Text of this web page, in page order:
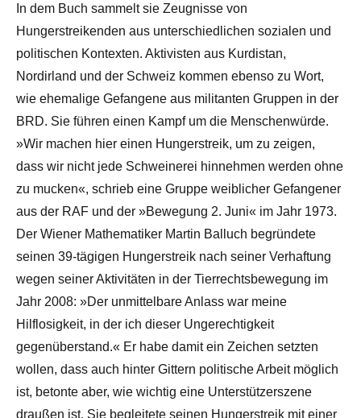
In dem Buch sammelt sie Zeugnisse von
Hungerstreikenden aus unterschiedlichen sozialen und
politischen Kontexten. Aktivisten aus Kurdistan,
Nordirland und der Schweiz kommen ebenso zu Wort,
wie ehemalige Gefangene aus militanten Gruppen in der
BRD. Sie führen einen Kampf um die Menschenwürde.
»Wir machen hier einen Hungerstreik, um zu zeigen,
dass wir nicht jede Schweinerei hinnehmen werden ohne
zu mucken«, schrieb eine Gruppe weiblicher Gefangener
aus der RAF und der »Bewegung 2. Juni« im Jahr 1973.
Der Wiener Mathematiker Martin Balluch begründete
seinen 39-tägigen Hungerstreik nach seiner Verhaftung
wegen seiner Aktivitäten in der Tierrechtsbewegung im
Jahr 2008: »Der unmittelbare Anlass war meine
Hilflosigkeit, in der ich dieser Ungerechtigkeit
gegenüberstand.« Er habe damit ein Zeichen setzten
wollen, dass auch hinter Gittern politische Arbeit möglich
ist, betonte aber, wie wichtig eine Unterstützerszene
draußen ist. Sie begleitete seinen Hungerstreik mit einer